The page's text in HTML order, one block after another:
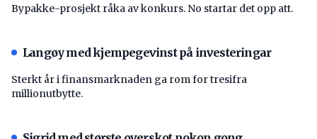
Bypakke-prosjekt råka av konkurs. No startar det opp att.
Langøy med kjempegevinst på investeringar
Sterkt år i finansmarknaden ga rom for tresifra
millionutbytte.